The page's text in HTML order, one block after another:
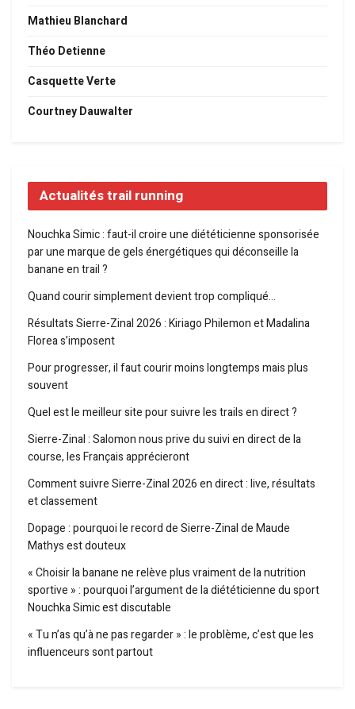
Mathieu Blanchard
Théo Detienne
Casquette Verte
Courtney Dauwalter
Actualités trail running
Nouchka Simic : faut-il croire une diététicienne sponsorisée
par une marque de gels énergétiques qui déconseille la
banane en trail ?
Quand courir simplement devient trop compliqué…
Résultats Sierre-Zinal 2026 : Kiriago Philemon et Madalina
Florea s’imposent
Pour progresser, il faut courir moins longtemps mais plus
souvent
Quel est le meilleur site pour suivre les trails en direct ?
Sierre-Zinal : Salomon nous prive du suivi en direct de la
course, les Français apprécieront
Comment suivre Sierre-Zinal 2026 en direct : live, résultats
et classement
Dopage : pourquoi le record de Sierre-Zinal de Maude
Mathys est douteux
« Choisir la banane ne relève plus vraiment de la nutrition
sportive » : pourquoi l’argument de la diététicienne du sport
Nouchka Simic est discutable
« Tu n’as qu’à ne pas regarder » : le problème, c’est que les
influenceurs sont partout